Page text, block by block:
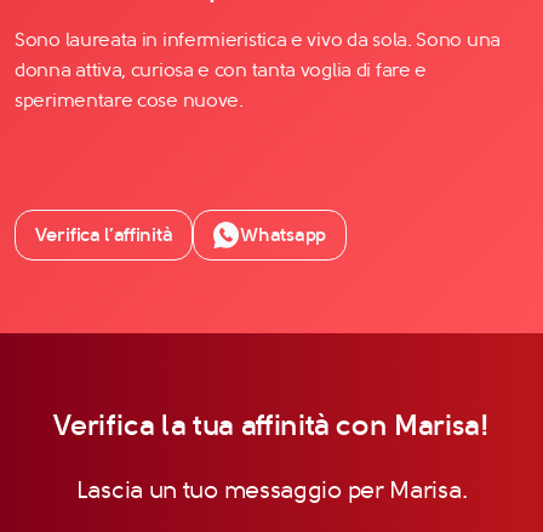
Sono laureata in infermieristica e vivo da sola. Sono una
donna attiva, curiosa e con tanta voglia di fare e
sperimentare cose nuove.
Verifica l’affinità Whatsapp
Verifica la tua affinità con Marisa!
Lascia un tuo messaggio per Marisa.